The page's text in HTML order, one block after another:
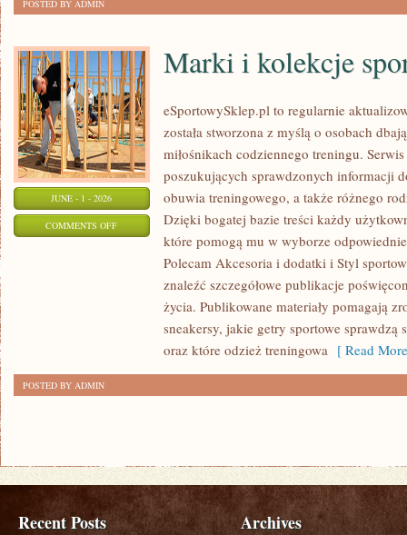
POSTED BY ADMIN
JUNE - 1 - 2026
COMMENTS OFFON
SPORTOWE
Marki i kolekcje
eSportowySklep.pl to regularnie
została stworzona z myślą o osobach
miłośnikach codziennego treningu.
poszukujących sprawdzonych informacji
obuwia treningowego, a także różnego
Dzięki bogatej bazie treści każdy
które pomogą mu w wyborze
Polecam Akcesoria i dodatki i Styl
znaleźć szczegółowe publikacje
życia. Publikowane materiały pomagają
sneakersy, jakie getry sportowe sprawdzą
oraz które odzież treningowa [ Read
POSTED BY ADMIN
Recent Posts Archives